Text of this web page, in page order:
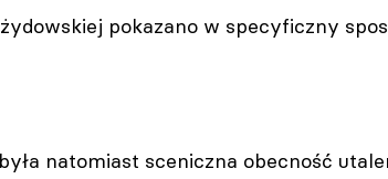
pokazano w specyficzny
natomiast sceniczna obecność